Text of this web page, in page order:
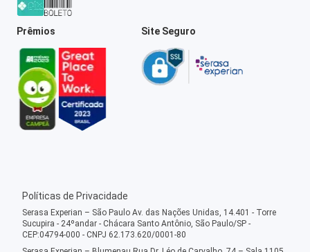
Prêmios Site Seguro
Políticas de Privacidade
Serasa Experian – São Paulo Av. das Nações Unidas, 14.401 - Torre
Sucupira - 24ºandar - Chácara Santo Antônio, São Paulo/SP -
CEP:04794-000 - CNPJ 62.173.620/0001-80